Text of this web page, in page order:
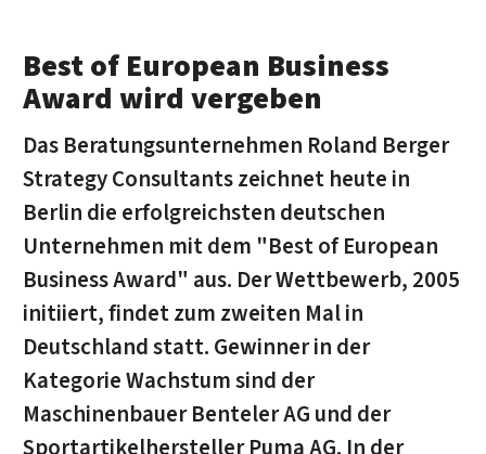
Best of European Business
Award wird vergeben
Das Beratungsunternehmen Roland Berger
Strategy Consultants zeichnet heute in
Berlin die erfolgreichsten deutschen
Unternehmen mit dem "Best of European
Business Award" aus. Der Wettbewerb, 2005
initiiert, findet zum zweiten Mal in
Deutschland statt. Gewinner in der
Kategorie Wachstum sind der
Maschinenbauer Benteler AG und der
Sportartikelhersteller Puma AG. In der